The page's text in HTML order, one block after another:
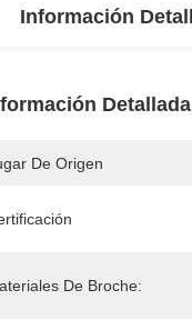
Información
Detallada
De Origen
De Broche: